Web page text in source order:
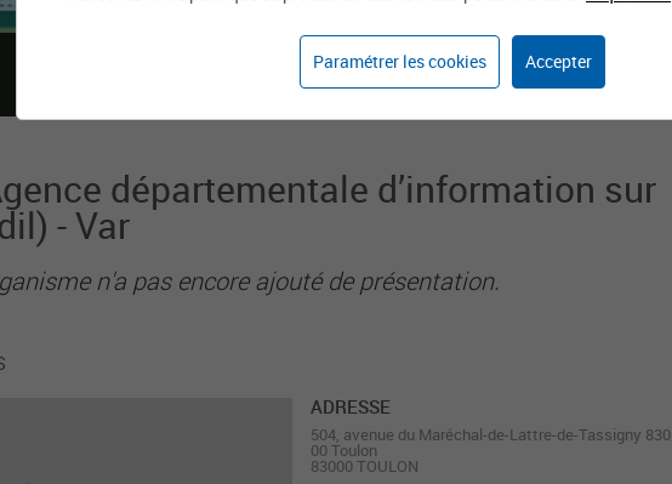
Paramétrer les cookies Accepter
1
Agent sur weka.jobs
départementale d’information sur
- Var
n'a pas encore ajouté de présentation.
ADRESSE
504, avenue du Maréchal-de-Lattre-de-Tassigny 830
00 Toulon
83000 TOULON